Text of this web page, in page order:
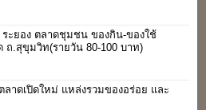
ระยอง ตลาดชุมชน ของกิน-ของใช้
ถ.สุขุมวิท(รายวัน 80-100 บาท)
ลาดเปิดใหม่ แหล่งรวมของอร่อย และ